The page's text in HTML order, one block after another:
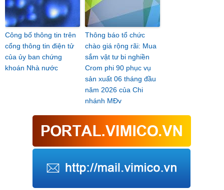
Công bố thông tin trên
cổng thông tin điện tử
của ủy ban chứng
khoán Nhà nước
Thông báo tổ chức
chào giá rộng rãi: Mua
sắm vật tư bi nghiền
Crom phi 90 phục vụ
sản xuất 06 tháng đầu
năm 2026 của Chi
nhánh MĐv